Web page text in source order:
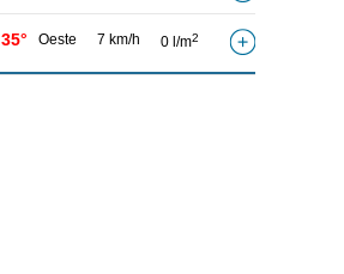
35° Oeste 7 km/h 0 l/m2